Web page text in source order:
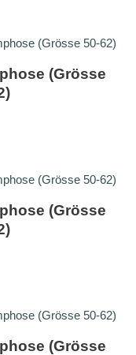
(Grösse
(Grösse
(Grösse